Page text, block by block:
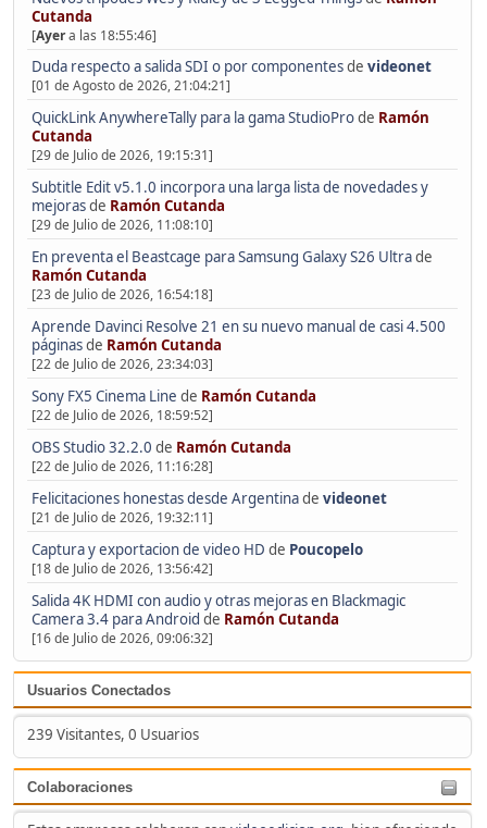
Cutanda
[Ayera las 18:55:46]
Duda respecto a salida SDI o por componentesde videonet
[01 de Agosto de 2026, 21:04:21]
QuickLink AnywhereTally para la gama StudioProde Ramón
Cutanda
[29 de Julio de 2026, 19:15:31]
Subtitle Edit v5.1.0 incorpora una larga lista de novedades y
mejorasde Ramón Cutanda
[29 de Julio de 2026, 11:08:10]
En preventa el Beastcage para Samsung Galaxy S26 Ultrade
Ramón Cutanda
[23 de Julio de 2026, 16:54:18]
Aprende Davinci Resolve 21 en su nuevo manual de casi 4.500
páginasde Ramón Cutanda
[22 de Julio de 2026, 23:34:03]
Sony FX5 Cinema Line de Ramón Cutanda
[22 de Julio de 2026, 18:59:52]
OBS Studio 32.2.0 de Ramón Cutanda
[22 de Julio de 2026, 11:16:28]
Felicitaciones honestas desde Argentinade videonet
[21 de Julio de 2026, 19:32:11]
Captura y exportacion de video HD de Poucopelo
[18 de Julio de 2026, 13:56:42]
Salida 4K HDMI con audio y otras mejoras en Blackmagic
Camera 3.4 para Android de Ramón Cutanda
[16 de Julio de 2026, 09:06:32]
Usuarios Conectados
239 Visitantes, 0 Usuarios
Colaboraciones